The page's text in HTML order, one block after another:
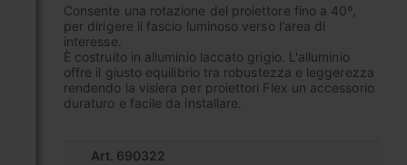
Consente una rotazione del proiettore fino a 40º,
per dirigere il fascio luminoso verso l'area di
interesse.
È costruito in alluminio laccato grigio. L'alluminio
offre il giusto equilibrio tra robustezza e leggerezza
rendendo la visiera per proiettori Flex un accessorio
duraturo e facile da installare.
Art. 690322